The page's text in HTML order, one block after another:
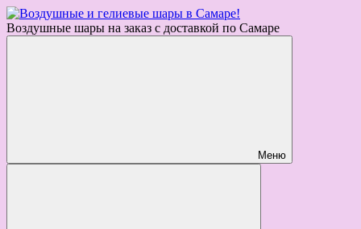
Воздушные шары на заказ с доставкой по Самаре
Меню